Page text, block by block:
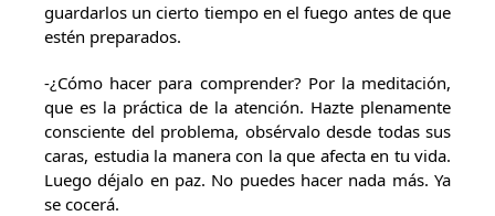
guardarlos un cierto tiempo en el fuego antes de que
estén preparados.
-¿Cómo hacer para comprender? Por la meditación,
que es la práctica de la atención. Hazte plenamente
consciente del problema, obsérvalo desde todas sus
caras, estudia la manera con la que afecta en tu vida.
Luego déjalo en paz. No puedes hacer nada más. Ya
se cocerá.